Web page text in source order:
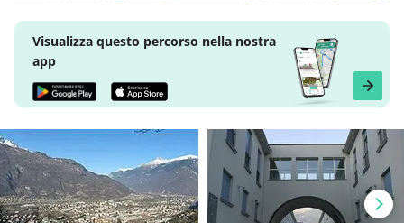
Visualizza questo percorso nella nostra
app